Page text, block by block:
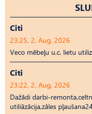
Citi
23:25, 2. Aug, 2026
Veco mēbeļu u.c. lietu
Citi
23:22, 2. Aug, 2026
Dažādi darbi-
utiliāzācija,zāles